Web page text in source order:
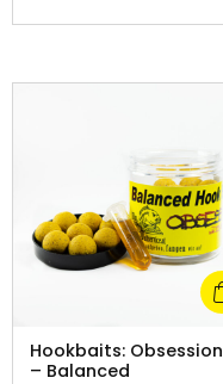
Hookbaits: Obsession
– Balanced